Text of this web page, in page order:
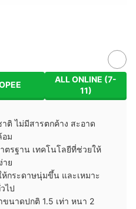
ALL ONLINE (7-
11)
ติ ไม่มีสารตกค้าง สะอาด
อม
ตรฐาน เทคโนโลยีที่ช่วยให้
าย
กระดาษนุ่มขึ้น และเหมาะ
ไป
นาดปกติ 1.5 เท่า หนา 2